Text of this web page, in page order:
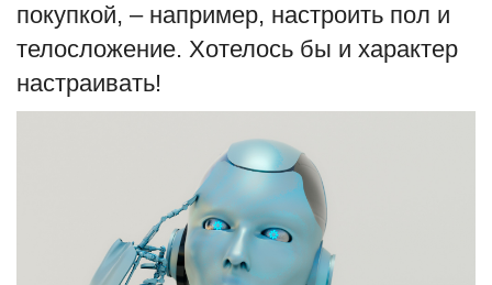
покупкой, – например, настроить пол и
телосложение. Хотелось бы и характер
настраивать!